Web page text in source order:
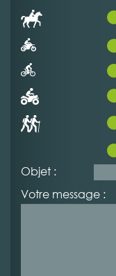
Objet :
Votre message :